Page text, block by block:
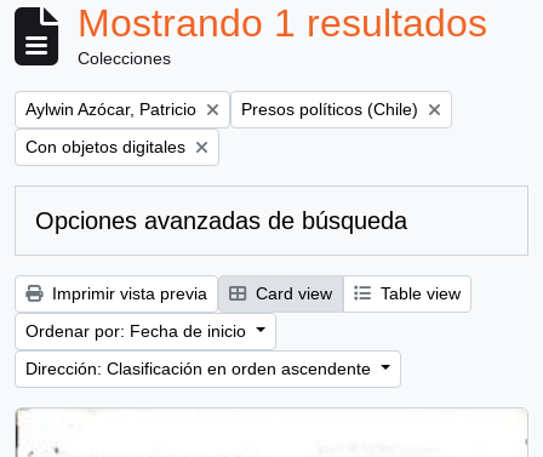
Mostrando 1 resultados
Colecciones
Remove filter:
Aylwin Azócar, Patricio Remove filter:
Presos políticos (Chile)
Remove filter:
Con objetos digitales
Opciones avanzadas de búsqueda
Imprimir vista previa Card view
Table view
Ordenar por: Fecha de inicio
Dirección: Clasificación en orden ascendente